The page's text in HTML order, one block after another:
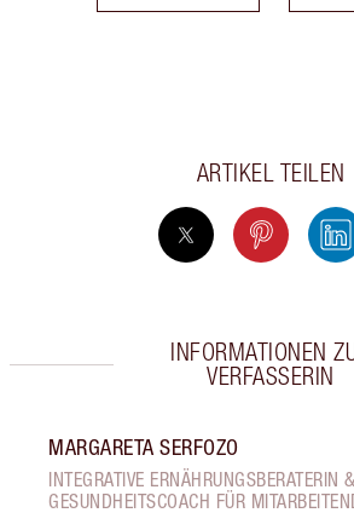
ARTIKEL TEILEN
INFORMATIONEN
VERFASSERIN
MARGARETA SERFOZO
INTEGRATIVE ERNÄHRUNGSBERATERIN
GESUNDHEITSCOACH FÜR